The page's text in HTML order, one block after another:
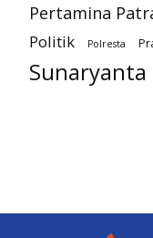
Pertamina
Politik
Polresta
Sunaryanta